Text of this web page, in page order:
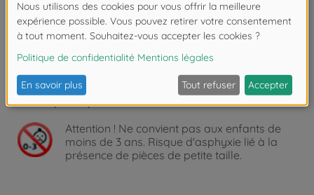
Minecraft ou Transformers : Avec Jada Toys, vous
pouvez faire entrer les célèbres stars d'Hollywood
dans votre salon sous la forme de répliques
tant que fabricant leader de figurines et de modèles
réduits de voitures d'Hollywood, nous créons depuis
plus de 20 ans des objets de collection détaillés et de
haute qualité pour les enfants et les adultes.
Attention ! Ne convient pas aux enfants de
moins de 3 ans. Risque d'asphyxie lié à la
présence de pièces de petite taille.